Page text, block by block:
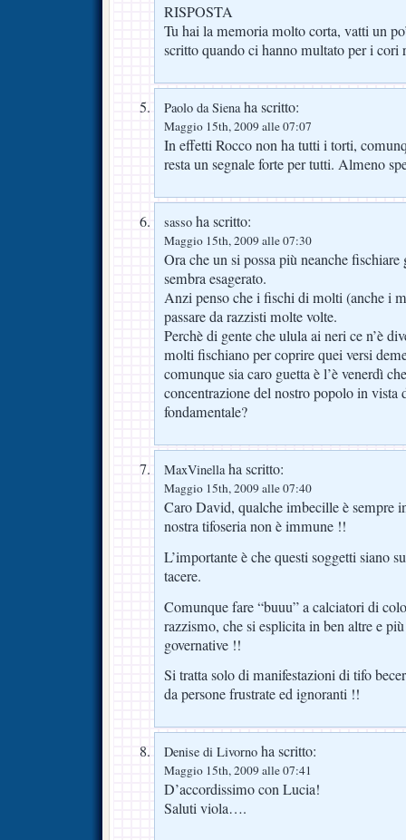
RISPOSTA
Tu hai la memoria molto corta, vatti un
scritto quando ci hanno multato per i cori
Paolo da Sienaha scritto:
Maggio 15th, 2009 alle 07:07
In effetti Rocco non ha tutti i torti,
resta un segnale forte per tutti. Almeno
sasso ha scritto:
Maggio 15th, 2009 alle 07:30
Ora che un si possa più neanche
sembra esagerato.
Anzi penso che i fischi di molti (anche i
passare da razzisti molte volte.
Perchè di gente che ulula ai neri ce n’è
molti fischiano per coprire quei versi
comunque sia caro guetta è l’è venerdì
concentrazione del nostro popolo in vista
fondamentale?
MaxVinellaha scritto:
Maggio 15th, 2009 alle 07:40
Caro David, qualche imbecille è sempre
nostra tifoseria non è immune !!
L’importante è che questi soggetti siano
tacere.
Comunque fare “buuu” a calciatori di
razzismo, che si esplicita in ben altre e
governative !!
Si tratta solo di manifestazioni di tifo
da persone frustrate ed ignoranti !!
Denise di Livorno ha scritto:
Maggio 15th, 2009 alle 07:41
D’accordissimo con Lucia!
Saluti viola….